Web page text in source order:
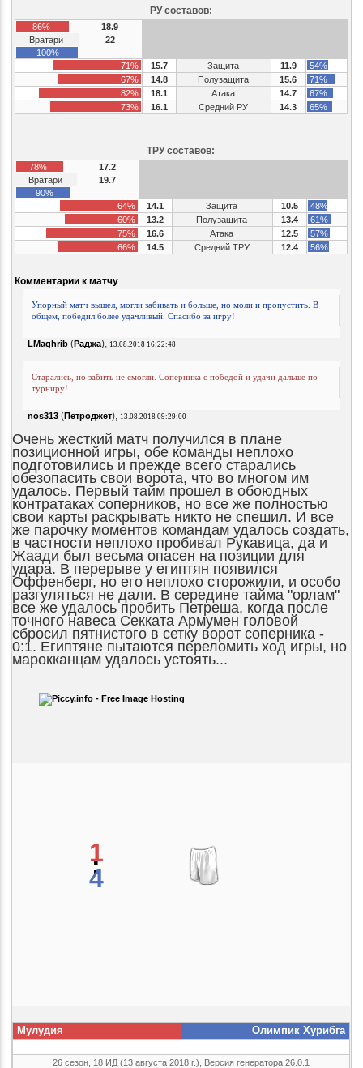
РУ составов:
86%
18.9
Вратари
22
100%
71%
15.7 Защита 11.9
54%
67%
14.8 Полузащита 15.6
71%
82%
18.1 Атака 14.7
67%
73%
16.1 Средний РУ 14.3 65%
ТРУ составов:
78%
17.2
Вратари
19.7
90%
64%
14.1 Защита 10.5
48%
60%
13.2 Полузащита 13.4
61%
75%
16.6 Атака 12.5
57%
66%
14.5 Средний ТРУ 12.4 56%
Комментарии к матчу
Упорный матч вышел, могли забивать и больше, но моли и пропустить. В
общем, победил более удачливый. Спасибо за игру!
LMaghrib(Раджа), 13.08.2018 16:22:48
Старались, но забить не смогли. Соперника с победой и удачи дальше по
турниру!
nos313(Петроджет), 13.08.2018 09:29:00
Очень жесткий матч получился в плане
позиционной игры, обе команды неплохо
подготовились и прежде всего старались
обезопасить свои ворота, что во многом им
удалось. Первый тайм прошел в обоюдных
контратаках соперников, но все же полностью
свои карты раскрывать никто не спешил. И все
же парочку моментов командам удалось создать,
в частности неплохо пробивал Рукавица, да и
Жаади был весьма опасен на позиции для
удара. В перерыве у египтян появился
Оффенберг, но его неплохо сторожили, и особо
разгуляться не дали. В середине тайма "орлам"
все же удалось пробить Петреша, когда после
точного навеса Секката Армумен головой
сбросил пятнистого в сетку ворот соперника -
0:1. Египтяне пытаются переломить ход игры, но
марокканцам удалось устоять...
1
:
4
Мулудия Олимпик Хурибга
26 сезон, 18 ИД (13 августа 2018 г.), Версия генератора 26.0.1